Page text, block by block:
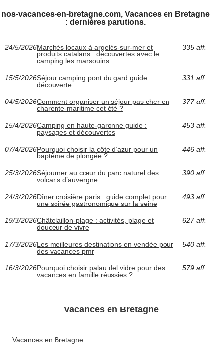
nos-vacances-en-bretagne.com, Vacances en Bretagne
: dernières parutions.
24/5/2026Marchés locaux à argelès-sur-mer et
produits catalans : découvertes avec le
camping les marsouins
335 aff.
15/5/2026Séjour camping pont du gard guide :
découverte
331 aff.
04/5/2026Comment organiser un séjour pas cher en
charente-maritime cet été ?
377 aff.
15/4/2026Camping en haute-garonne guide :
paysages et découvertes
453 aff.
07/4/2026Pourquoi choisir la côte d’azur pour un
baptême de plongée ?
446 aff.
25/3/2026Séjourner au cœur du parc naturel des
volcans d’auvergne
390 aff.
24/3/2026Dîner croisière paris : guide complet pour
une soirée gastronomique sur la seine
493 aff.
19/3/2026Châtelaillon-plage : activités, plage et
douceur de vivre
627 aff.
17/3/2026Les meilleures destinations en vendée pour
des vacances pmr
540 aff.
16/3/2026Pourquoi choisir palau del vidre pour des
vacances en famille réussies ?
579 aff.
Vacances en Bretagne
Vacances en Bretagne